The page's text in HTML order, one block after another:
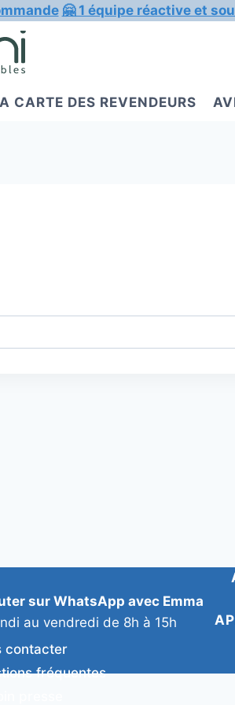
🤗 1 équipe réactive et
CARTE DES REVENDEURS
sur WhatsApp avec Emma
au vendredi de 8h à 15h
contacter
fréquentes